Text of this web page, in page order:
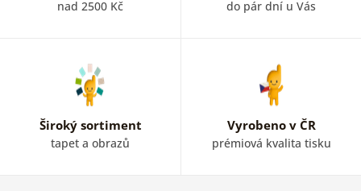
nad 2500 Kč do pár dní u Vás
Široký sortiment
tapet a obrazů
Vyrobeno v ČR
prémiová kvalita tisku